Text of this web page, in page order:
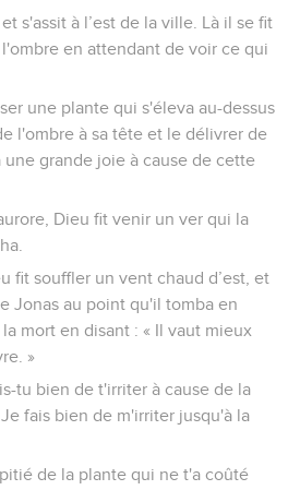
s'assit à l’est de la ville. Là il se fit
en attendant de voir ce qui
une plante qui s'éleva au-dessus
l'ombre à sa tête et le délivrer de
une grande joie à cause de cette
Dieu fit venir un ver qui la
fit souffler un vent chaud d’est, et
Jonas au point qu'il tomba en
mort en disant : « Il vaut mieux
»
tu bien de t'irriter à cause de la
fais bien de m'irriter jusqu'à la
de la plante qui ne t'a coûté